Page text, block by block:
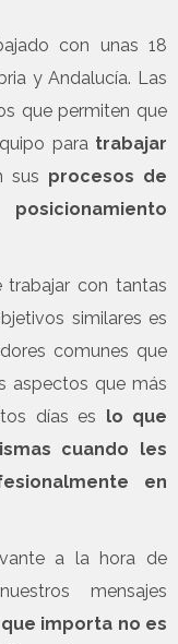
con unas 18
y Andalucía. Las
que permiten que
para trabajar
sus procesos de
posicionamiento
trabajar con tantas
similares es
comunes que
aspectos que más
días es lo que
cuando les
en
a la hora de
mensajes
importa no es